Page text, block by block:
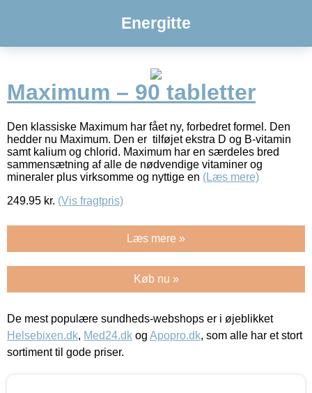
Energitte
Maximum – 90 tabletter
Den klassiske Maximum har fået ny, forbedret formel. Den
hedder nu Maximum. Den er tilføjet ekstra D og B-vitamin
samt kalium og chlorid. Maximum har en særdeles bred
sammensætning af alle de nødvendige vitaminer og
mineraler plus virksomme og nyttige en (Læs mere)
249.95 kr. (Vis fragtpris)
Læs mere »
Køb nu »
De mest populære sundheds-webshops er i øjeblikket
Helsebixen.dk, Med24.dk og Apopro.dk, som alle har et stort
sortiment til gode priser.